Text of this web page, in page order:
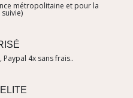
métropolitaine et pour la
4x sans frais..